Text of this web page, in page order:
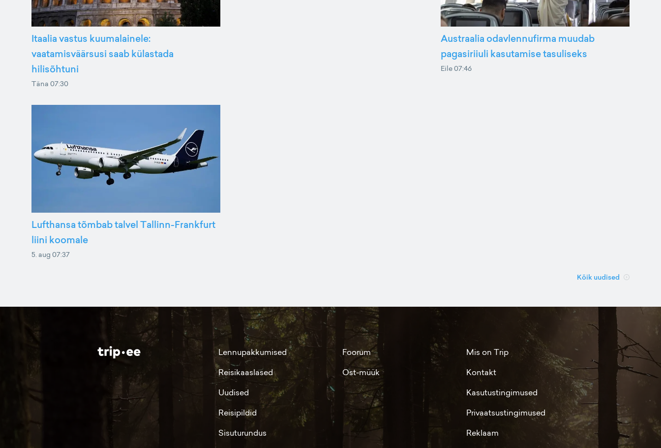
Itaalia vastus kuumalainele:
vaatamisväärsusi saab külastada
hilisõhtuni
Täna 07:30
Austraalia odavlennufirma muudab
pagasiriiuli kasutamise tasuliseks
Eile 07:46
Lufthansa tõmbab talvel Tallinn-Frankfurt
liini koomale
5. aug 07:37
Kõik uudised
Lennupakkumised
Reisikaaslased
Uudised
Reisipildid
Sisuturundus
Foorum
Ost-müük
Mis on Trip
Kontakt
Kasutustingimused
Privaatsustingimused
Reklaam